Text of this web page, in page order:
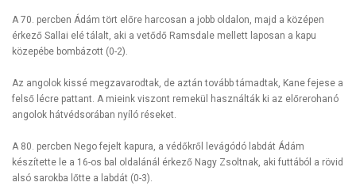
A 70. percben Ádám tört előre harcosan a jobb oldalon, majd a középen
érkező Sallai elé tálalt, aki a vetődő Ramsdale mellett laposan a kapu
közepébe bombázott (0-2).
Az angolok kissé megzavarodtak, de aztán tovább támadtak, Kane fejese a
felső lécre pattant. A mieink viszont remekül használták ki az előrerohanó
angolok hátvédsorában nyíló réseket.
A 80. percben Nego fejelt kapura, a védőkről levágódó labdát Ádám
készítette le a 16-os bal oldalánál érkező Nagy Zsoltnak, aki futtából a rövid
alsó sarokba lőtte a labdát (0-3).